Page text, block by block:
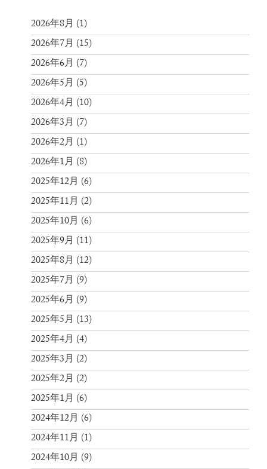
2026年8月 (1)
2026年7月 (15)
2026年6月 (7)
2026年5月 (5)
2026年4月 (10)
2026年3月 (7)
2026年2月 (1)
2026年1月 (8)
2025年12月 (6)
2025年11月 (2)
2025年10月 (6)
2025年9月 (11)
2025年8月 (12)
2025年7月 (9)
2025年6月 (9)
2025年5月 (13)
2025年4月 (4)
2025年3月 (2)
2025年2月 (2)
2025年1月 (6)
2024年12月 (6)
2024年11月 (1)
2024年10月 (9)